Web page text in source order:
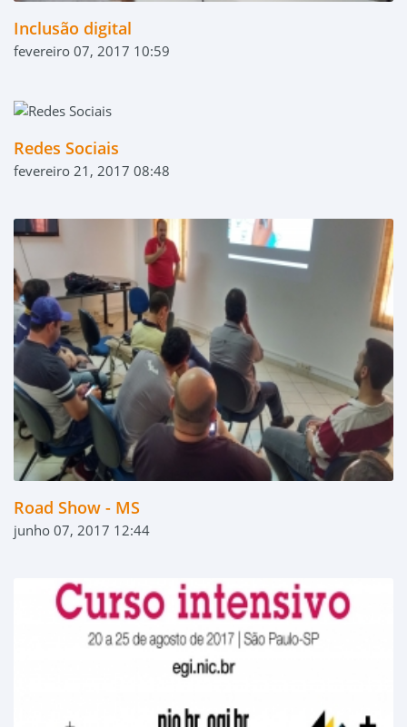
Inclusão digital
fevereiro 07, 2017 10:59
Redes Sociais
fevereiro 21, 2017 08:48
Road Show - MS
junho 07, 2017 12:44